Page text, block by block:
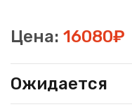
Цена: 16080₽
Ожидается